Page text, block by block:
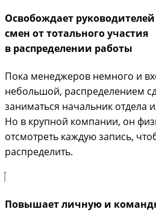
Освобождает
смен от тотального участия
в распределении работы
Пока менеджеров немного и
небольшой, распределением
заниматься начальник отдела
Но в крупной компании, он
отсмотреть каждую запись,
распределить.
Повышает личную и